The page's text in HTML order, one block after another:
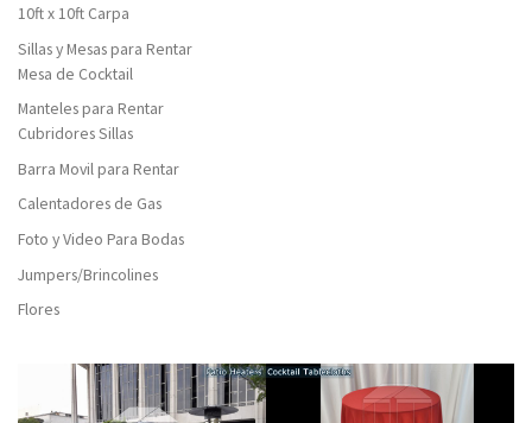
10ft x 10ft Carpa
Sillas y Mesas para Rentar
Mesa de Cocktail
Manteles para Rentar
Cubridores Sillas
Barra Movil para Rentar
Calentadores de Gas
Foto y Video Para Bodas
Jumpers/Brincolines
Flores